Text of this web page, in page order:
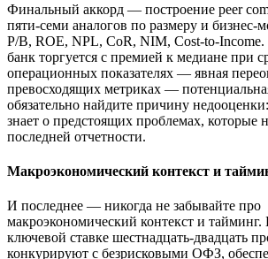
Финальный аккорд — построение peer
пяти-семи аналогов по размеру и бизнес-
P/B, ROE, NPL, CoR, NIM, Cost-to-
банк торгуется с премией к медиане при
операционных показателях — явная
превосходящих метриках —
обязательно найдите причину
знает о предстоящих проблемах, которые
последней отчетности.
Макроэкономический контекст и
И последнее — никогда не забывайте про
макроэкономический контекст и тайминг.
ключевой ставке шестнадцать-двадцать
конкурируют с безрисковыми ОФЗ,